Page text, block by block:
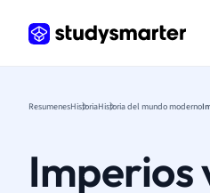
ResumenesHistoriaHistoria del mundo moderno
Imperios